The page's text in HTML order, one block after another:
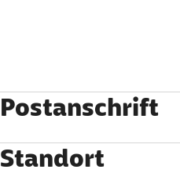
Postanschrift
Standort